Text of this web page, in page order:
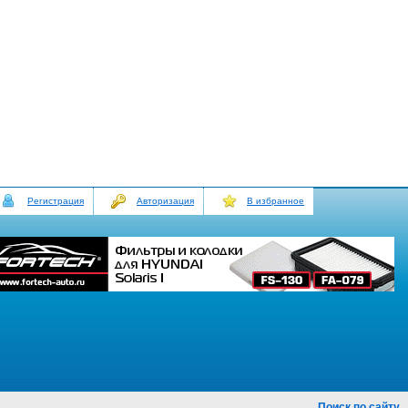
Регистрация Авторизация В избранное